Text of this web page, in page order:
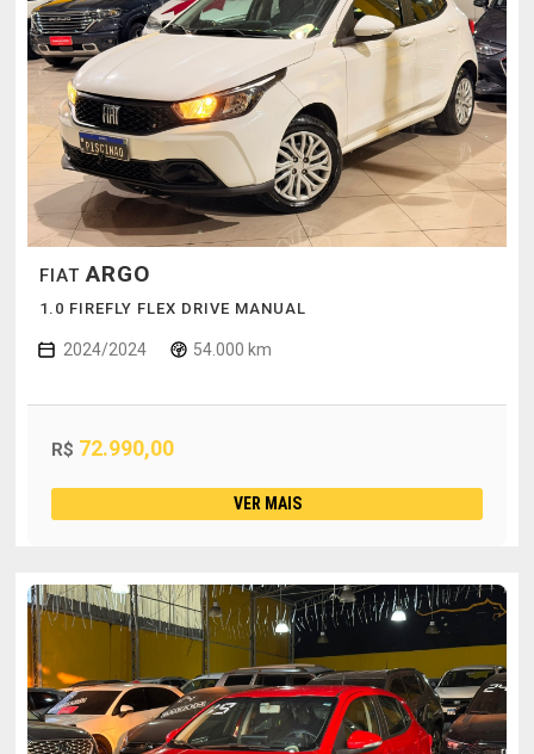
FIATARGO
1.0 FIREFLY FLEX DRIVE MANUAL
2024/2024 54.000 km
R$ 72.990,00
VER MAIS